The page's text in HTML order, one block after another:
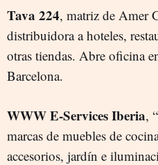
Tava 224, matriz de Amer
distribuidora a hoteles,
otras tiendas. Abre oficina
Barcelona.
WWW E-Services Iberia,
marcas de muebles de
accesorios, jardín e